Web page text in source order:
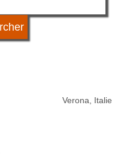
Verona, Italie